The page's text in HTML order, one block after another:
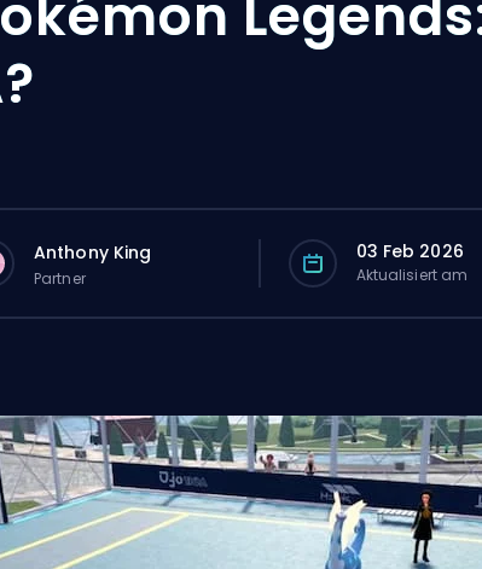
Anthony King
Partner
03 Feb 2026
Aktualisiert am